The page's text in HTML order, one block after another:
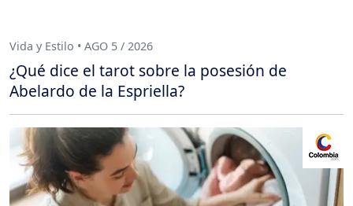
Vida y Estilo • AGO 5 / 2026
¿Qué dice el tarot sobre la posesión de
Abelardo de la Espriella?